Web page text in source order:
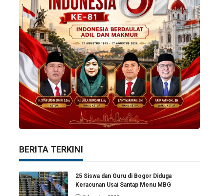
BERITA TERKINI
25 Siswa dan Guru di Bogor Diduga
Keracunan Usai Santap Menu MBG